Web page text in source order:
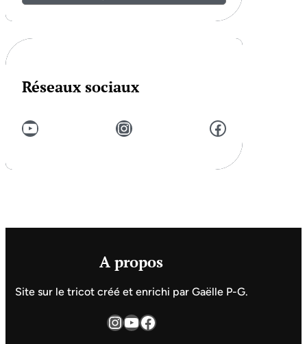
Réseaux sociaux
YouTube Instagram Facebook
A propos
Site sur le tricot créé et enrichi par Gaëlle P-G.
InstagramYouTube Facebook